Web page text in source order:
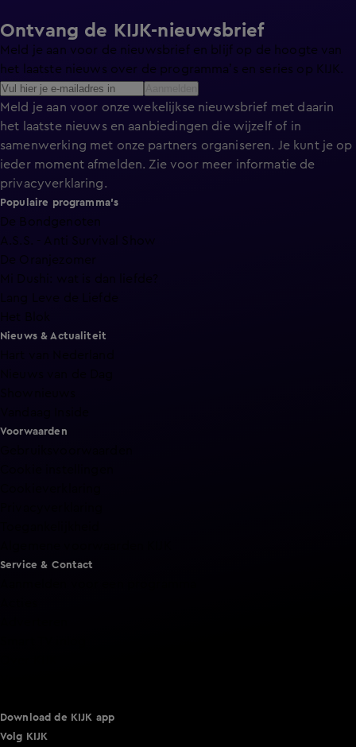
Ontvang de KIJK-nieuwsbrief
Meld je aan voor de nieuwsbrief en blijf op de hoogte van
het laatste nieuws over de programma’s en series op KIJK.
Meld je aan voor onze wekelijkse nieuwsbrief met daarin
het laatste nieuws en aanbiedingen die wijzelf of in
samenwerking met onze partners organiseren. Je kunt je op
ieder moment afmelden. Zie voor meer informatie de
privacyverklaring.
Populaire programma's
De Bondgenoten
A.S.S. - Anti Survival Show
De Oranjezomer
Mi Dushi: wat is dan liefde?
Nieuws & Actualiteit
Voorwaarden
Service & Contact
Download de KIJK app
Volg KIJK